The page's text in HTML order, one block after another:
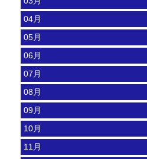
04月
05月
06月
07月
08月
09月
10月
11月